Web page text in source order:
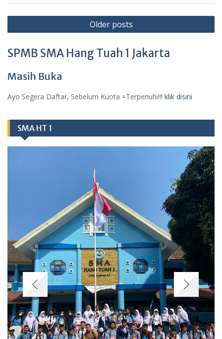
Posts
navigation
Older posts
SPMB SMA Hang Tuah 1 Jakarta
Masih Buka
Ayo Segera Daftar, Sebelum Kuota =Terpenuhi!!! klik disini
SMA HT 1
Berita
Class Meeting SMA Hang Tuah 1 Jakarta Satukan Olahraga
Modern dan Tradisional 29/06/2026
BONGKAR KEBIASAAN LAMA! LANGKAH SMAS HANG